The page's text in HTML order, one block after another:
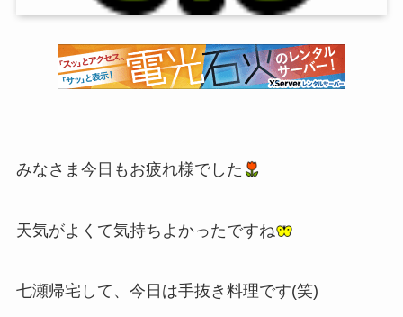
みなさま今日もお疲れ様でした
天気がよくて気持ちよかったですね
七瀬帰宅して、今日は手抜き料理です(笑)